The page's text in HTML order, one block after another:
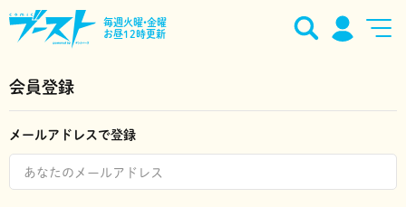
毎週火曜•金曜
お昼12時更新
会員登録
メールアドレスで登録